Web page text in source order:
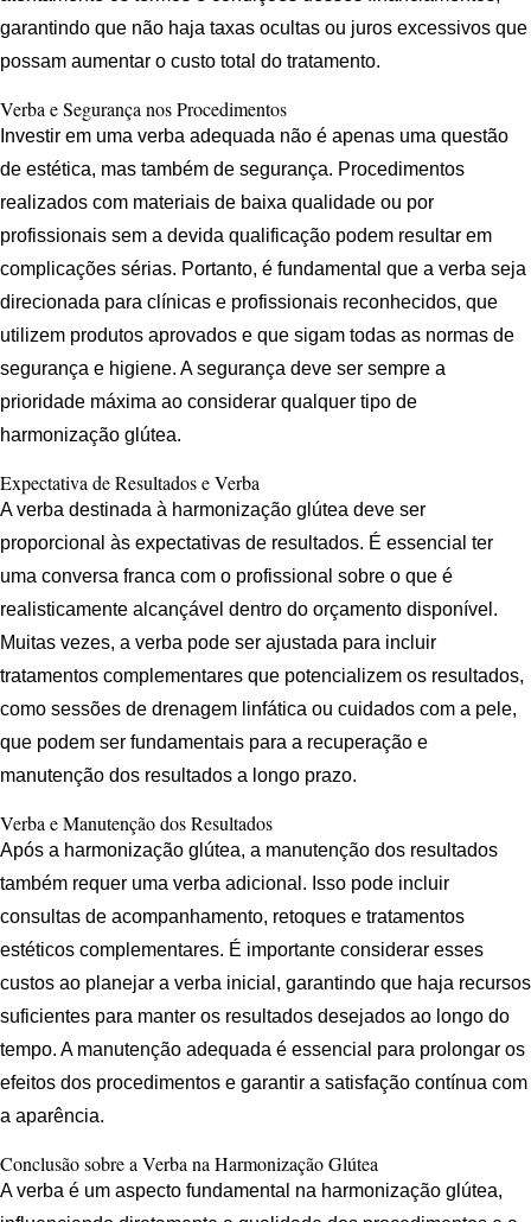
garantindo que não haja taxas ocultas ou juros excessivos que
possam aumentar o custo total do tratamento.
Verba e Segurança nos Procedimentos
Investir em uma verba adequada não é apenas uma questão
de estética, mas também de segurança. Procedimentos
realizados com materiais de baixa qualidade ou por
profissionais sem a devida qualificação podem resultar em
complicações sérias. Portanto, é fundamental que a verba seja
direcionada para clínicas e profissionais reconhecidos, que
utilizem produtos aprovados e que sigam todas as normas de
segurança e higiene. A segurança deve ser sempre a
prioridade máxima ao considerar qualquer tipo de
harmonização glútea.
Expectativa de Resultados e Verba
A verba destinada à harmonização glútea deve ser
proporcional às expectativas de resultados. É essencial ter
uma conversa franca com o profissional sobre o que é
realisticamente alcançável dentro do orçamento disponível.
Muitas vezes, a verba pode ser ajustada para incluir
tratamentos complementares que potencializem os resultados,
como sessões de drenagem linfática ou cuidados com a pele,
que podem ser fundamentais para a recuperação e
manutenção dos resultados a longo prazo.
Verba e Manutenção dos Resultados
Após a harmonização glútea, a manutenção dos resultados
também requer uma verba adicional. Isso pode incluir
consultas de acompanhamento, retoques e tratamentos
estéticos complementares. É importante considerar esses
custos ao planejar a verba inicial, garantindo que haja recursos
suficientes para manter os resultados desejados ao longo do
tempo. A manutenção adequada é essencial para prolongar os
efeitos dos procedimentos e garantir a satisfação contínua com
a aparência.
Conclusão sobre a Verba na Harmonização Glútea
A verba é um aspecto fundamental na harmonização glútea,